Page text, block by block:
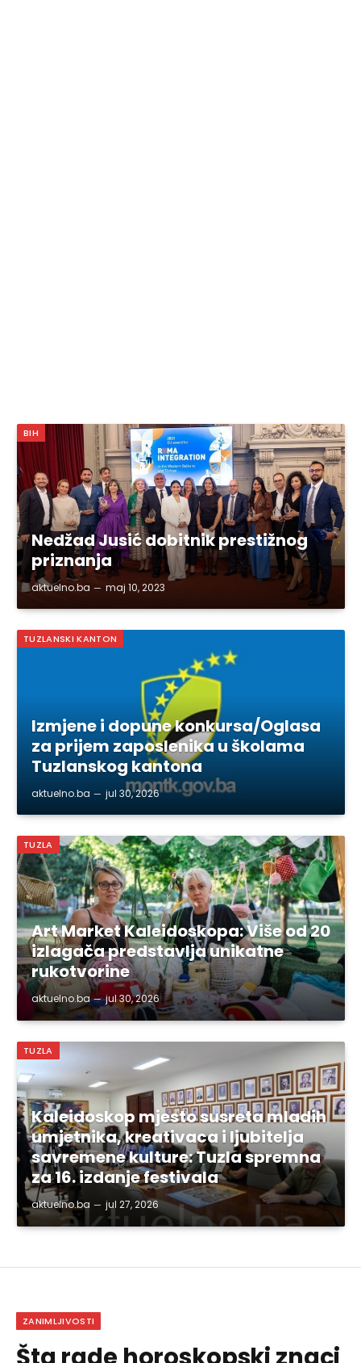
BIH
Nedžad Jusić dobitnik prestižnog
priznanja
aktuelno.ba maj 10, 2023
TUZLANSKI KANTON
Izmjene i dopune konkursa/Oglasa
za prijem zaposlenika u školama
Tuzlanskog kantona
aktuelno.ba jul 30, 2026
TUZLA
Art Market Kaleidoskopa: Više od 20
izlagača predstavlja unikatne
rukotvorine
aktuelno.ba jul 30, 2026
TUZLA
Kaleidoskop mjesto susreta mladih
umjetnika, kreativaca i ljubitelja
savremene kulture: Tuzla spremna
za 16. izdanje festivala
aktuelno.ba jul 27, 2026
ZANIMLJIVOSTI